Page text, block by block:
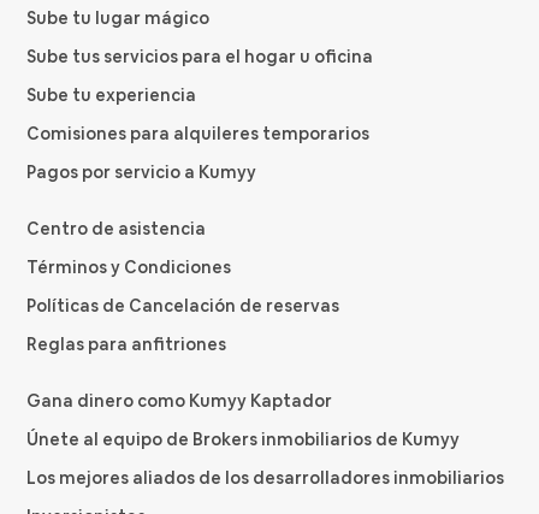
Sube tu lugar mágico
Sube tus servicios para el hogar u oficina
Sube tu experiencia
Comisiones para alquileres temporarios
Pagos por servicio a Kumyy
Centro de asistencia
Términos y Condiciones
Políticas de Cancelación de reservas
Reglas para anfitriones
Gana dinero como Kumyy Kaptador
Únete al equipo de Brokers inmobiliarios de Kumyy
Los mejores aliados de los desarrolladores inmobiliarios